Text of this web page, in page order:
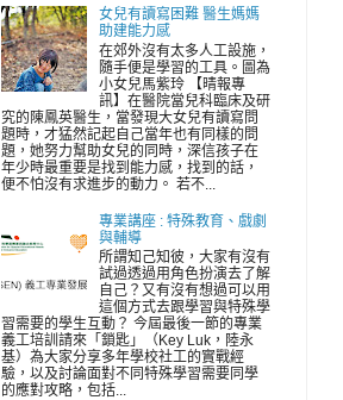
女兒有讀寫困難 醫生媽媽
助建能力感
在郊外沒有太多人工設施，
隨手便是學習的工具。圖為
小女兒馬紫玲 【晴報專
訊】在醫院當兒科臨床及研
究的陳鳳英醫生，當發現大女兒有讀寫問
題時，才猛然記起自己當年也有同樣的問
題，她努力幫助女兒的同時，深信孩子在
年少時最重要是找到能力感，找到的話，
便不怕沒有求進步的動力。 若不...
專業講座 : 特殊教育、戲劇
與輔導
所謂知己知彼，大家有沒有
試過透過用角色扮演去了解
自己？又有沒有想過可以用
這個方式去跟學習與特殊學
習需要的學生互動？ 今屆最後一節的專業
義工培訓請來「鎖匙」（Key Luk，陸永
基）為大家分享多年學校社工的實戰經
驗，以及討論面對不同特殊學習需要同學
的應對攻略，包括...